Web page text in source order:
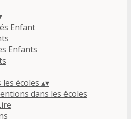
Enfant
Enfants
écoles ▴▾
dans les écoles